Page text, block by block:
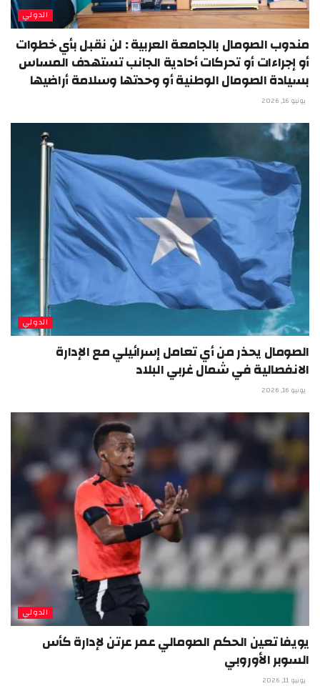
الدولي
مندوب الصومال بالجامعة العربية : لن نقبل بأي خطوات
أو إجراءات أو تحركات أحادية الجانب تستهدف المساس
بسيادة الصومال الوطنية أو وحدتها وسلامة أراضيها
يونيو 16, 2026
الدولي
الصومال يحذر من أي تعامل إسرائيلي مع الإدارة
الانفصالية في شمال غربي البلاد
يونيو 16, 2026
الدولي
يويفا تعين الحكم الصومالي عمر عرتن لإدارة كأس
السوبر الأوروبي
يونيو 11, 2026